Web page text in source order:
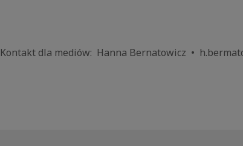
Kontakt dla mediów: Hanna Bernatowicz •